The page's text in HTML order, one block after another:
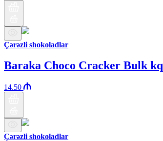
Çərəzli shokoladlar
Baraka Choco Cracker Bulk kq
14.50
Çərəzli shokoladlar